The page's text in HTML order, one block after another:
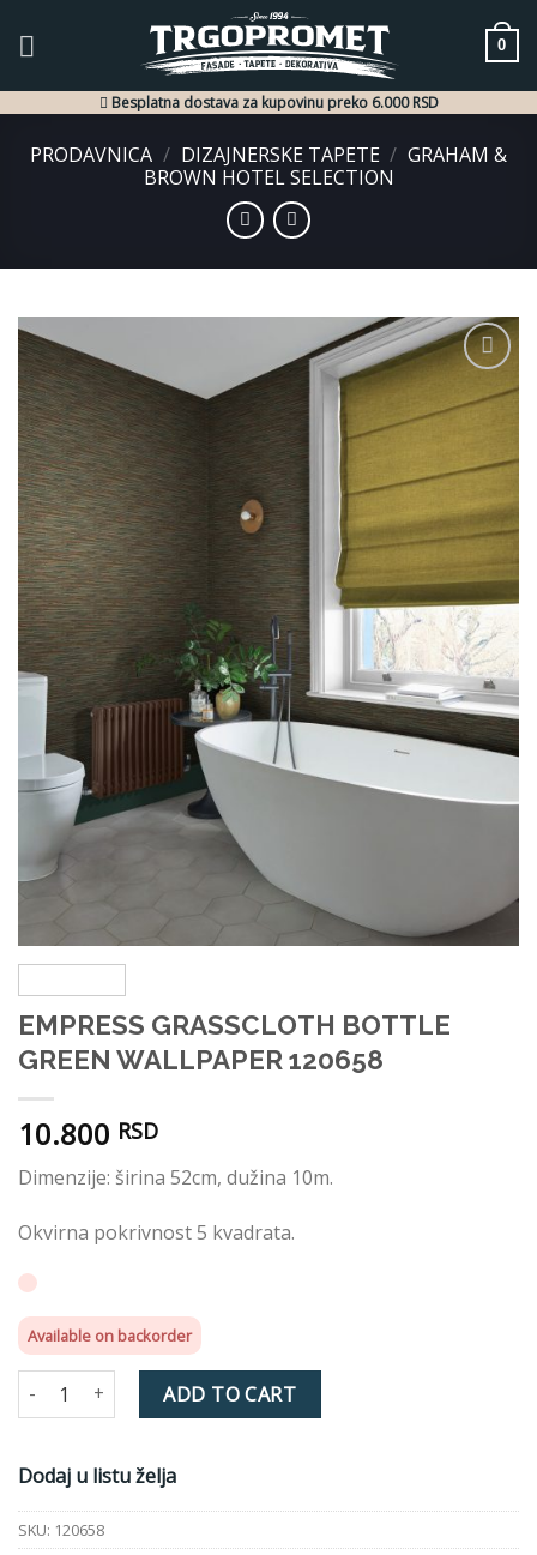
0
Besplatna dostava za kupovinu preko 6.000 RSD
PRODAVNICA / DIZAJNERSKE TAPETE / GRAHAM &
BROWN HOTEL SELECTION
Dodaj
u listu
EMPRESS GRASSCLOTH BOTTLE
GREEN WALLPAPER 120658
10.800 RSD
Dimenzije: širina 52cm, dužina 10m.
Okvirna pokrivnost 5 kvadrata.
Available on backorder
EMPRESS GRASSCLOTH BOTTLE GREEN WALLPAPER 120658
ADD TO CART
Dodaj u listu želja
SKU: 120658